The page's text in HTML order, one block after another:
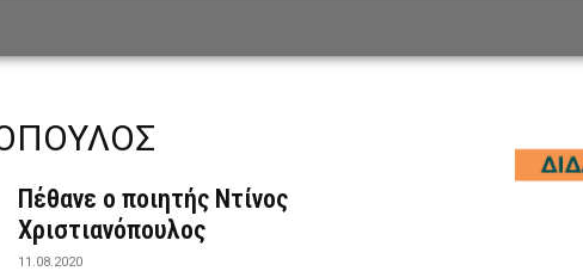
Πέθανε ο ποιητής Ντίνος
Χριστιανόπουλος
11.08.2020